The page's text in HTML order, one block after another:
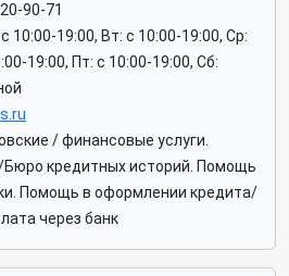
90-71
c 10:00-19:00, Вт: c 10:00-19:00, Ср:
19:00, Пт: c 10:00-19:00, Сб:
/ финансовые услуги.
Бюро кредитных историй. Помощь
Помощь в оформлении кредита/
через банк